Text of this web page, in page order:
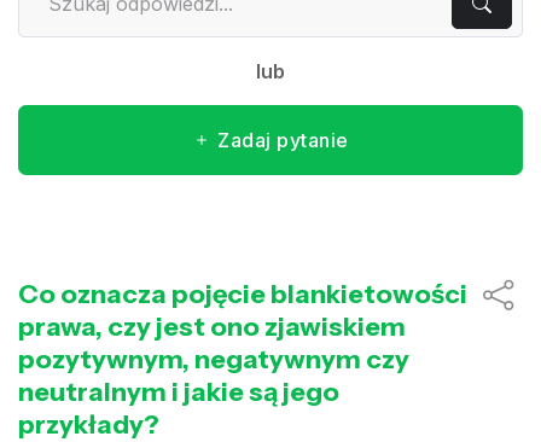
lub
Zadaj pytanie
Co oznacza pojęcie blankietowości
prawa, czy jest ono zjawiskiem
pozytywnym, negatywnym czy
neutralnym i jakie są jego
przykłady?